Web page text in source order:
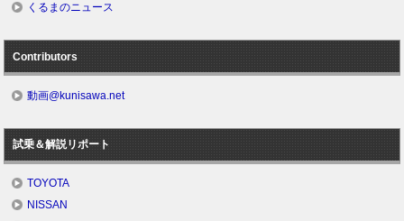
くるまのニュース
Contributors
動画@kunisawa.net
試乗＆解説リポート
TOYOTA
NISSAN